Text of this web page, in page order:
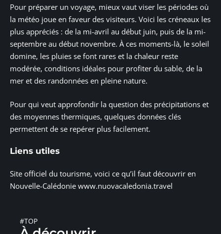
Pour préparer un voyage, mieux vaut viser les périodes où
la météo joue en faveur des visiteurs. Voici les créneaux les
plus appréciés : de la mi-avril au début juin, puis de la mi-
septembre au début novembre. À ces moments-là, le soleil
domine, les pluies se font rares et la chaleur reste
modérée, conditions idéales pour profiter du sable, de la
mer et des randonnées en pleine nature.
Pour qui veut approfondir la question des précipitations et
des moyennes thermiques, quelques données clés
permettent de se repérer plus facilement.
Liens utiles
Site officiel du tourisme, voici ce qu’il faut découvrir en
Nouvelle-Calédonie www.nuovacaledonia.travel
#TOP